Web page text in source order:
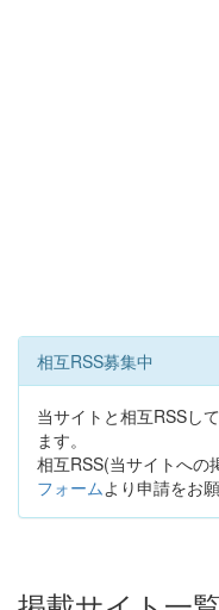
相互RSS募集中
当サイトと相互RSSし
ます。
相互RSS(当サイトへの
フォームより申請をお